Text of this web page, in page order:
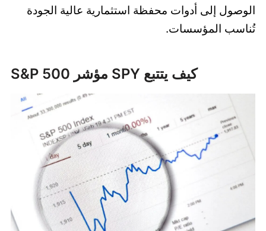
الوصول إلى أدوات محفظة استثمارية عالية الجودة
تُناسب المؤسسات.
كيف يتتبع SPY مؤشر S&P 500